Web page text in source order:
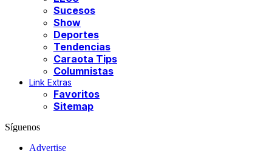
Sucesos
Show
Deportes
Tendencias
Caraota Tips
Columnistas
Link Extras
Favoritos
Sitemap
Síguenos
Advertise